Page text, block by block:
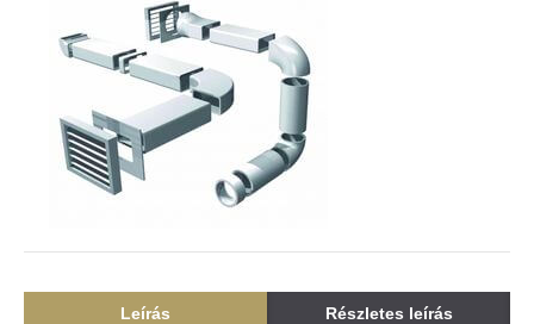
Leírás Részletes leírás